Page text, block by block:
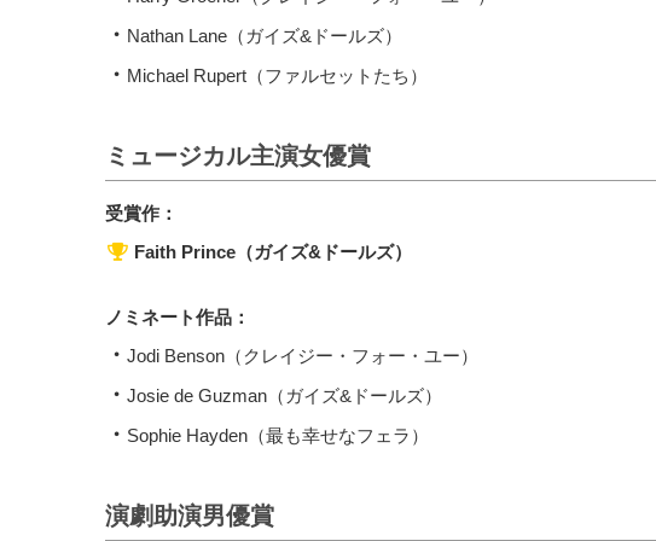
Nathan Lane（ガイズ&ドールズ）
Michael Rupert（ファルセットたち）
ミュージカル主演女優賞
受賞作：
Faith Prince（ガイズ&ドールズ）
ノミネート作品：
Jodi Benson（クレイジー・フォー・ユー）
Josie de Guzman（ガイズ&ドールズ）
Sophie Hayden（最も幸せなフェラ）
演劇助演男優賞